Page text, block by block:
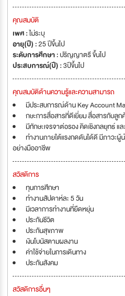
คุณสมบัติ
เพศ :ไม่ระบุ
อายุ(ปี) :25 ปีขึ้นไป
ระดับการศึกษา :ปริญญาตรี ขึ้นไป
ประสบการณ์(ปี) :3ปีขึ้นไป
คุณสมบัติด้านความรู้และความสามารถ
มีประสบการณ์ด้าน Key Account
กษะการสื่อสารที่ดีเยี่ยม สื่อสารกับลู
มีทักษะเจรจาต่อรอง คิดเชิงกลยุทธ์ แ
ทำงานภายใต้แรงกดดันได้ดี มีภาวะผู้
อย่างมืออาชีพ
สวัสดิการ
ทุนการศึกษา
ทำงานสัปดาห์ละ 5 วัน
มีเวลาการทำงานที่ยืดหยุ่น
ประกันชีวิต
ประกันสุขภาพ
เงินโบนัสตามผลงาน
ค่าใช้จ่ายในการเดินทาง
ประกันสังคม
สวัสดิการอื่นๆ